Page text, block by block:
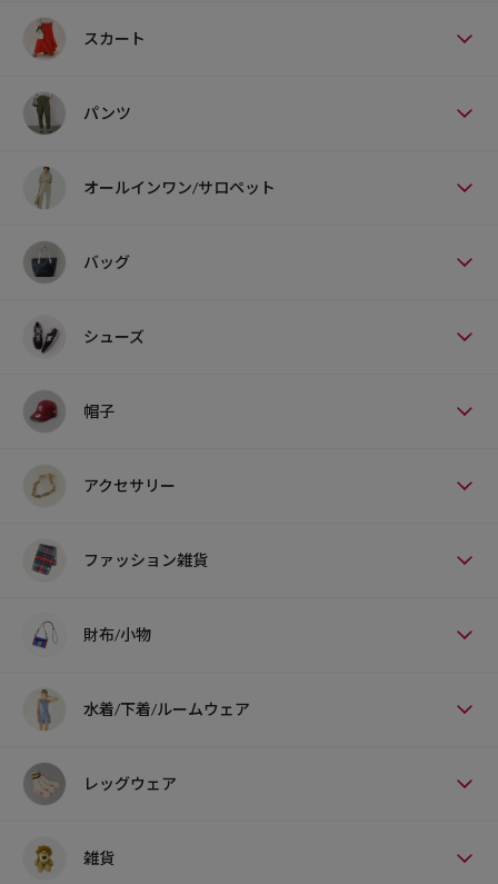
スカート
パンツ
オールインワン/サロペット
バッグ
シューズ
帽子
アクセサリー
ファッション雑貨
財布/小物
水着/下着/ルームウェア
レッグウェア
雑貨